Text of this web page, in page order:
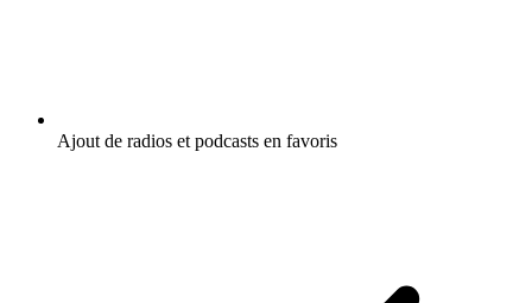
Ajout de radios et podcasts en favoris